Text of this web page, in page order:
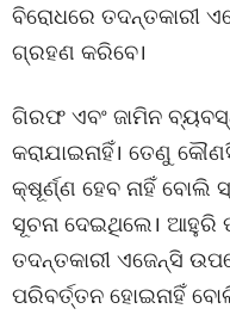
ବିରୋଧରେ ତଦନ୍ତକାରୀ
ଗ୍ରହଣ କରିବେ।
ଗିରଫ ଏବଂ ଜାମିନ
କରାଯାଇନାହିଁ। ତେଣୁ
କ୍ଷୂର୍ଣ୍ଣ ହେବ ନାହିଁ ବୋଲି
ସୂଚନା ଦେଇଥିଲେ। ଆହୁରି
ତଦନ୍ତକାରୀ ଏଜେନ୍ସି
ପରିବର୍ତ୍ତନ ହୋଇନାହିଁ